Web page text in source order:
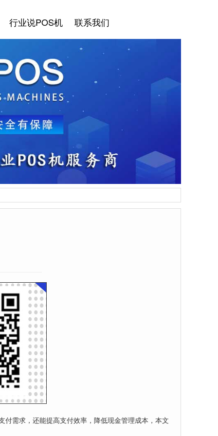
行业说POS机 联系我们
需求，还能提高支付效率，降低现金管理成本，本文